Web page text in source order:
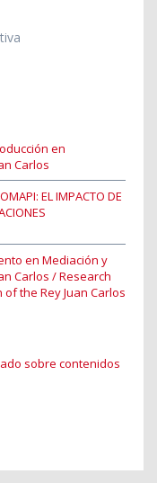
en
Carlos
EL IMPACTO DE
en Mediación y
Carlos / Research
the Rey Juan Carlos
sobre contenidos